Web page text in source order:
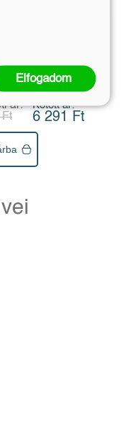
ár:
Ft
Kötött ár:
6 291 Ft
Elfogadom